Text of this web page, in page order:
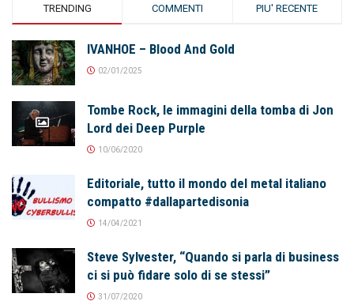
TRENDING COMMENTI PIU' RECENTE
IVANHOE – Blood And Gold
02/01/2025
Tombe Rock, le immagini della tomba di Jon
Lord dei Deep Purple
10/06/2020
Editoriale, tutto il mondo del metal italiano
compatto #dallapartedisonia
14/04/2021
Steve Sylvester, “Quando si parla di business
ci si può fidare solo di se stessi”
31/07/2020